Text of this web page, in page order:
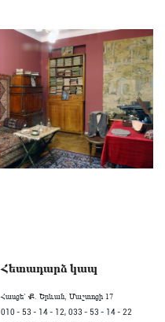
Հետադարձ կապ
Հասցե` Ք. Երևան, Մաշտոցի 17
010 - 53 - 14 - 12, 033 - 53 - 14 - 22